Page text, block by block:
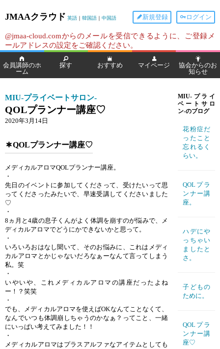
JMAAクラウド 英語 ｜ 韓国語 ｜ 中国語 ログイン
新規登録
@jmaa-cloud.comからのメールを受信できるように、ご登録メ
ールアドレスの設定をご確認ください。
会員講師のホ
ーム
探す おすすめ マイページ
協会からのお
知らせ
MIU-プライベートサロン-
QOLプランナー講座♡
2020年3月14日
QOLプランナー講座♡
メディカルアロマQOLプランナー講座。
・
先日のイベントに参加してくださって、受けたいって思
ってくださったみたいで、早速受講してくださいました
♡
・
8ヵ月と4歳の息子くんがよく体調を崩すのが悩みで、メ
ディカルアロマでどうにかできないかと思って。
・
いろいろおはなし聞いて、そのお悩みに、これはメディ
カルアロマとかじゃないだろなぁーなんて言ってしまう
私。笑
・
いやいや、これメディカルアロマの講座だったよね
ー！？笑笑
・
でも、メディカルアロマを使えばOKなんてことなくて、
なんでいつも体調崩しちゃうのかなぁ？ってこと、一緒
にいっぱい考えてみました！！
・
メディカルアロマはプラスアルファなアイテムとしても
MIU-プライ
ベートサロ
ン-のブログ
花粉症だ
ったこと
忘れるく
らい。
QOLプラ
ンナー講
座。
ハデにや
っちゃい
ましたと
さ。
子どもの
ために。
QOLプラ
ンナー講
座♡